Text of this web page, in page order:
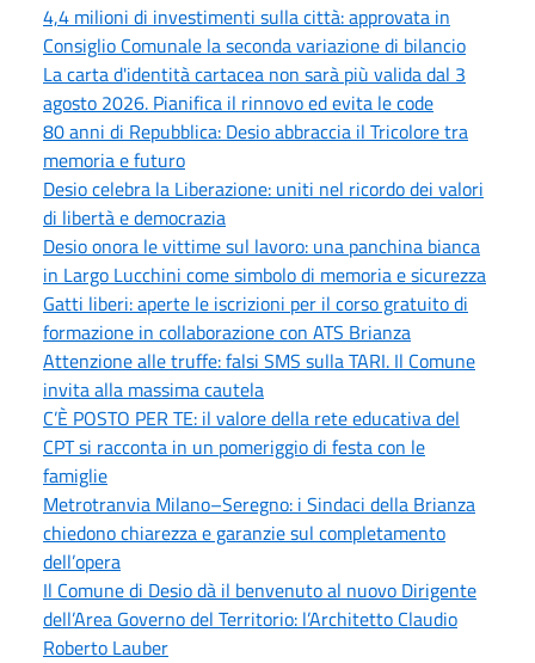
4,4 milioni di investimenti sulla città: approvata in
Consiglio Comunale la seconda variazione di bilancio
La carta d'identità cartacea non sarà più valida dal 3
agosto 2026. Pianifica il rinnovo ed evita le code
80 anni di Repubblica: Desio abbraccia il Tricolore tra
memoria e futuro
Desio celebra la Liberazione: uniti nel ricordo dei valori
di libertà e democrazia
Desio onora le vittime sul lavoro: una panchina bianca
in Largo Lucchini come simbolo di memoria e sicurezza
Gatti liberi: aperte le iscrizioni per il corso gratuito di
formazione in collaborazione con ATS Brianza
Attenzione alle truffe: falsi SMS sulla TARI. Il Comune
invita alla massima cautela
C’È POSTO PER TE: il valore della rete educativa del
CPT si racconta in un pomeriggio di festa con le
famiglie
Metrotranvia Milano–Seregno: i Sindaci della Brianza
chiedono chiarezza e garanzie sul completamento
dell’opera
Il Comune di Desio dà il benvenuto al nuovo Dirigente
dell’Area Governo del Territorio: l’Architetto Claudio
Roberto Lauber